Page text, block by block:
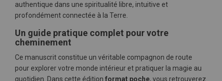
authentique dans une spiritualité libre, intuitive et
profondément connectée à la Terre.
Un guide pratique complet pour votre
cheminement
Ce manuscrit constitue un véritable compagnon de route
pour explorer votre monde intérieur et pratiquer la magie au
quotidien. Dans cette édition format poche, vous retrouverez